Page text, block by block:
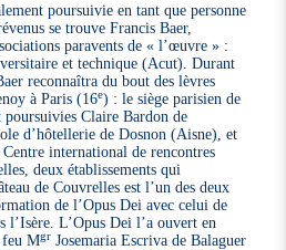
poursuivie en tant que personne
se trouve Francis Baer,
paravents de « l’œuvre » :
et technique (Acut). Durant
reconnaîtra du bout des lèvres
à Paris (16e) : le siège parisien de
Claire Bardon de
d’hôtellerie de Dosnon (Aisne), et
international de rencontres
deux établissements qui
de Couvrelles est l’un des deux
de l’Opus Dei avec celui de
l’Isère. L’Opus Dei l’a ouvert en
feu Mgr Josemaria Escriva de Balaguer